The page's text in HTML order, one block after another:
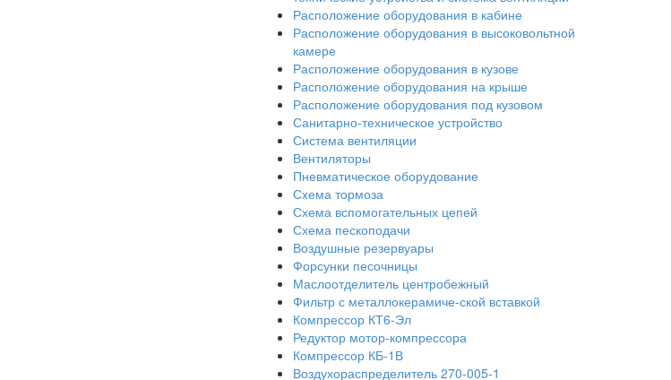
Расположение оборудования в кабине
Расположение оборудования в высоковольтной
камере
Расположение оборудования в кузове
Расположение оборудования на крыше
Расположение оборудования под кузовом
Санитарно-техническое устройство
Система вентиляции
Вентиляторы
Пневматическое оборудование
Схема тормоза
Схема вспомогательных цепей
Схема пескоподачи
Воздушные резервуары
Форсунки песочницы
Маслоотделитель центробежный
Фильтр с металлокерамиче-ской вставкой
Компрессор КТ6-Эл
Редуктор мотор-компрессора
Компрессор КБ-1В
Воздухораспределитель 270-005-1